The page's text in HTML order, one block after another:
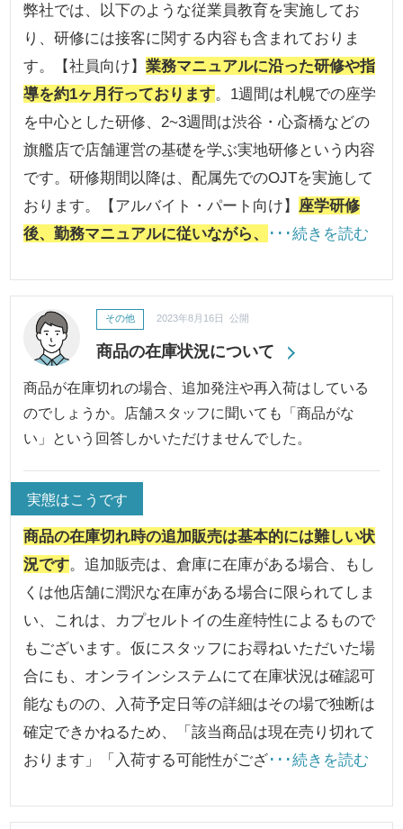
弊社では、以下のような従業員教育を実施してお
り、研修には接客に関する内容も含まれておりま
す。【社員向け】業務マニュアルに沿った研修や指
導を約1ヶ月行っております。1週間は札幌での座学
を中心とした研修、2~3週間は渋谷・心斎橋などの
旗艦店で店舗運営の基礎を学ぶ実地研修という内容
です。研修期間以降は、配属先でのOJTを実施して
おります。【アルバイト・パート向け】 座学研修
後、勤務マニュアルに従いながら、
･･･続きを読む
商品の在庫状況について
その他 2023年8月16日 公開
商品が在庫切れの場合、追加発注や再入荷はしている
のでしょうか。店舗スタッフに聞いても「商品がな
い」という回答しかいただけませんでした。
実態はこうです
商品の在庫切れ時の追加販売は基本的には難しい状
況です。追加販売は、倉庫に在庫がある場合、もし
くは他店舗に潤沢な在庫がある場合に限られてしま
い、これは、カプセルトイの生産特性によるもので
もございます。仮にスタッフにお尋ねいただいた場
合にも、オンラインシステムにて在庫状況は確認可
能なものの、入荷予定日等の詳細はその場で独断は
確定できかねるため、「該当商品は現在売り切れて
おります」「入荷する可能性がござ･･･続きを読む